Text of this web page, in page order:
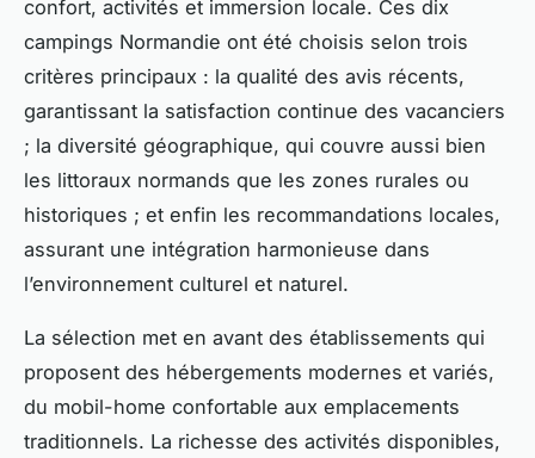
confort, activités et immersion locale. Ces dix
campings Normandie ont été choisis selon trois
critères principaux : la qualité des avis récents,
garantissant la satisfaction continue des vacanciers
; la diversité géographique, qui couvre aussi bien
les littoraux normands que les zones rurales ou
historiques ; et enfin les recommandations locales,
assurant une intégration harmonieuse dans
l’environnement culturel et naturel.
La sélection met en avant des établissements qui
proposent des hébergements modernes et variés,
du mobil-home confortable aux emplacements
traditionnels. La richesse des activités disponibles,